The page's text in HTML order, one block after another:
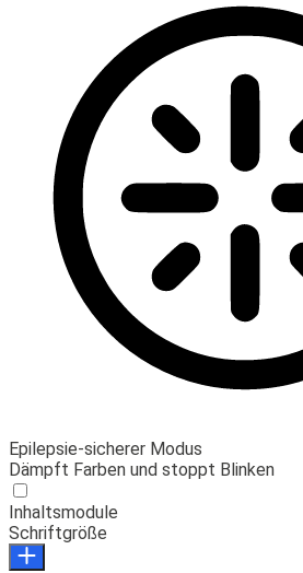
Epilepsie-sicherer Modus
Dämpft Farben und stoppt Blinken
Inhaltsmodule
Schriftgröße